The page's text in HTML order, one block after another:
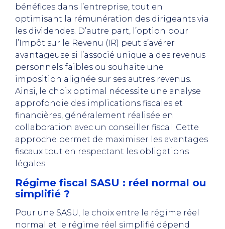
bénéfices dans l’entreprise, tout en
optimisant la rémunération des dirigeants via
les dividendes. D’autre part, l’option pour
l’Impôt sur le Revenu (IR) peut s’avérer
avantageuse si l’associé unique a des revenus
personnels faibles ou souhaite une
imposition alignée sur ses autres revenus.
Ainsi, le choix optimal nécessite une analyse
approfondie des implications fiscales et
financières, généralement réalisée en
collaboration avec un conseiller fiscal. Cette
approche permet de maximiser les avantages
fiscaux tout en respectant les obligations
légales.
Régime fiscal SASU : réel normal ou
simplifié ?
Pour une SASU, le choix entre le régime réel
normal et le régime réel simplifié dépend